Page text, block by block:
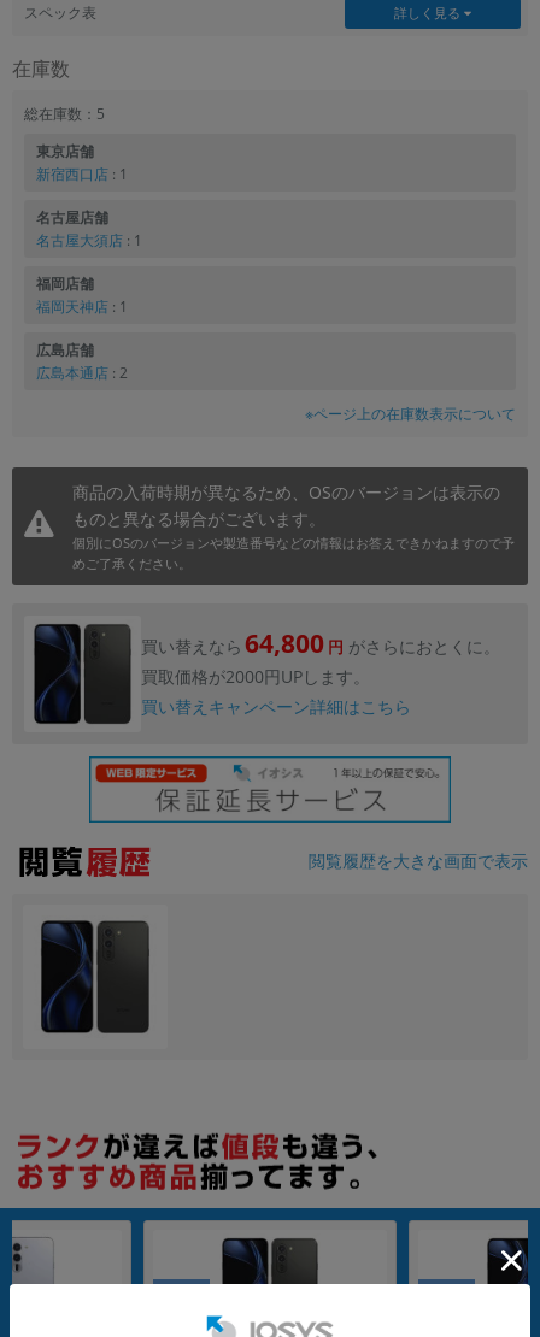
スペック表 詳しく見る
在庫数
総在庫数：5
東京店舗
新宿西口店 : 1
名古屋店舗
名古屋大須店 : 1
福岡店舗
福岡天神店 : 1
広島店舗
広島本通店 : 2
※ページ上の在庫数表示について
商品の入荷時期が異なるため、OSのバージョンは表示の
ものと異なる場合がございます。
個別にOSのバージョンや製造番号などの情報はお答えできかねますので予
めご了承ください。
買い替えなら 64,800 円 がさらにおとくに。
買取価格が2000円UPします。
買い替えキャンペーン詳細はこちら
閲覧履歴を大きな画面で表示
SIMFREE SIMFREE